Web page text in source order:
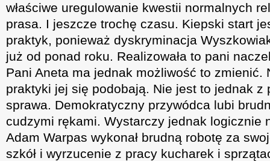
właściwe uregulowanie kwestii normalnych
prasa. I jeszcze trochę czasu. Kiepski start
praktyk, ponieważ dyskryminacja
już od ponad roku. Realizowała to pani
Pani Aneta ma jednak możliwość to zmienić.
praktyki jej się podobają. Nie jest to jednak z
sprawa. Demokratyczny przywódca lubi
cudzymi rękami. Wystarczy jednak logicznie
Adam Warpas wykonał brudną robotę za
szkół i wyrzucenie z pracy kucharek i